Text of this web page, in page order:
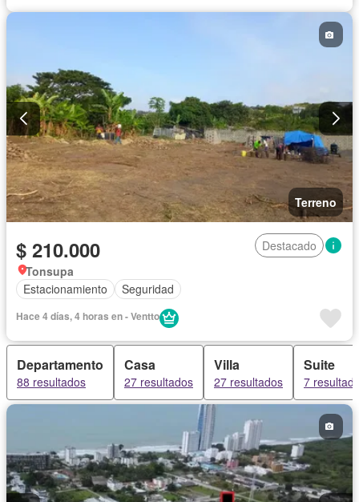
Terreno
$ 210.000
Destacado
Tonsupa
Estacionamiento
Seguridad
Hace 4 días, 4 horas en - Ventto
Departamento
88 resultados
Casa
27 resultados
Villa
27 resultados
Suite
7